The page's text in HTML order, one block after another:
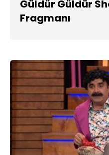
Güldür Güldür
Fragmanı